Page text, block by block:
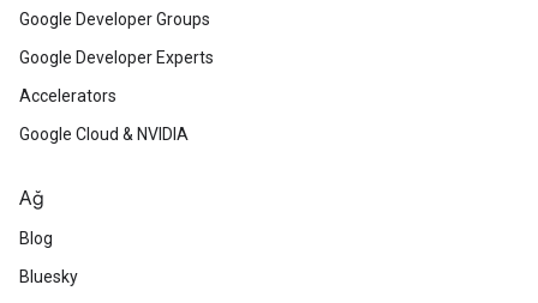
Google Developer Groups
Google Developer Experts
Accelerators
Google Cloud & NVIDIA
Ağ
Blog
Bluesky